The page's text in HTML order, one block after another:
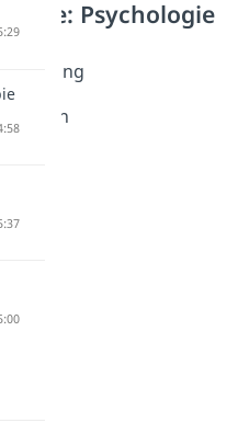
Psychologie